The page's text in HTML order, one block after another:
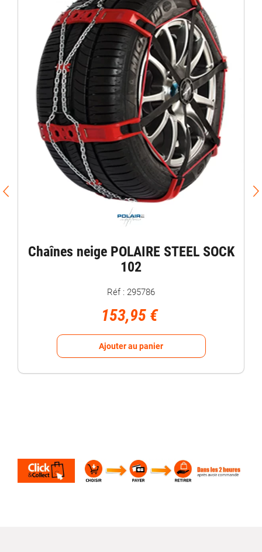
Chaînes neige POLAIRE STEEL SOCK
102
Réf : 295786
153,95 €
Ajouter au panier